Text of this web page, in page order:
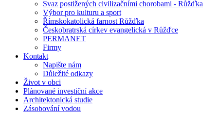
Svaz postižených civilizačními chorobami - Růžďka
Výbor pro kulturu a sport
Římskokatolická farnost Růžďka
Českobratrská církev evangelická v Růžďce
PERMANET
Firmy
Kontakt
Napište nám
Důležité odkazy
Život v obci
Plánované investiční akce
Architektonická studie
Zásobování vodou